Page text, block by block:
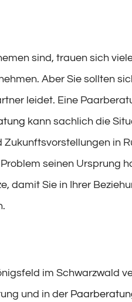
sind, trauen sich
Aber Sie sollten
leidet. Eine
kann sachlich die
Zukunftsvorstellungen in
seinen Ursprung
damit Sie in Ihrer
im Schwarzwald
und in der